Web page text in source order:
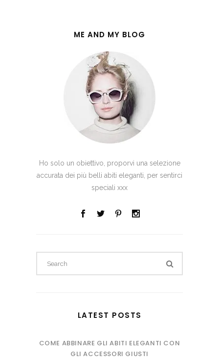
ME AND MY BLOG
Ho solo un obiettivo, proporvi una selezione
accurata dei più belli abiti eleganti, per sentirci
speciali xxx
LATEST POSTS
COME ABBINARE GLI ABITI ELEGANTI CON
GLI ACCESSORI GIUSTI